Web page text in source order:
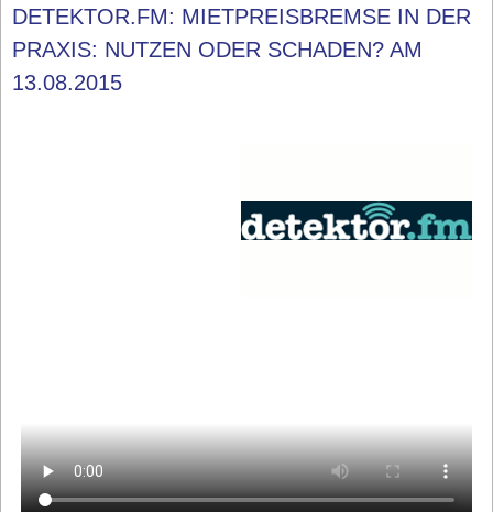
DETEKTOR.FM: MIETPREISBREMSE IN DER
PRAXIS: NUTZEN ODER SCHADEN? AM
13.08.2015